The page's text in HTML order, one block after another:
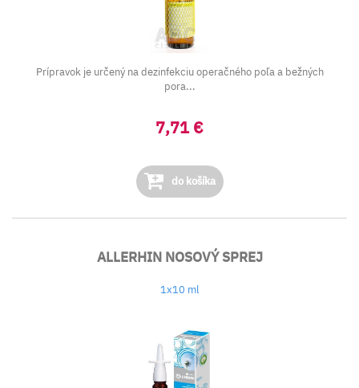
Prípravok je určený na dezinfekciu operačného poľa a bežných
pora...
7,71 €
do košíka
ALLERHIN NOSOVÝ SPREJ
1x10 ml